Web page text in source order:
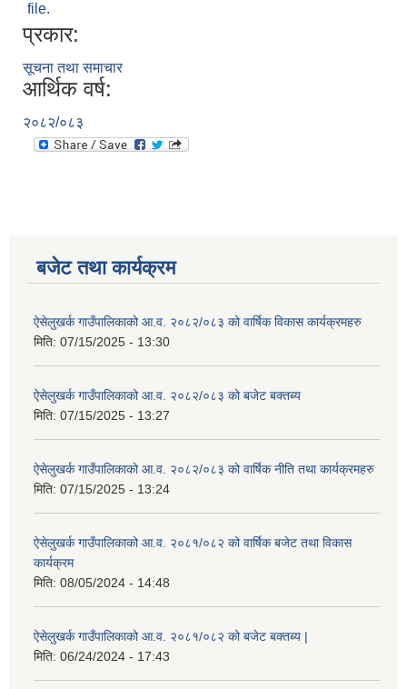
file.
प्रकार:
सूचना तथा समाचार
आर्थिक वर्ष:
२०८२/०८३
बजेट तथा कार्यक्रम
ऐसेलुखर्क गाउँपालिकाको आ.व. २०८२/०८३ को वार्षिक विकास कार्यक्रमहरु
मिति: 07/15/2025 - 13:30
ऐसेलुखर्क गाउँपालिकाको आ.व. २०८२/०८३ को बजेट बक्तब्य
मिति: 07/15/2025 - 13:27
ऐसेलुखर्क गाउँपालिकाको आ.व. २०८२/०८३ को वार्षिक नीति तथा कार्यक्रमहरु
मिति: 07/15/2025 - 13:24
ऐसेलुखर्क गाउँपालिकाको आ.व. २०८१/०८२ को वार्षिक बजेट तथा विकास
कार्यक्रम
मिति: 08/05/2024 - 14:48
ऐसेलुखर्क गाउँपालिकाको आ.व. २०८१/०८२ को बजेट बक्तब्य |
मिति: 06/24/2024 - 17:43